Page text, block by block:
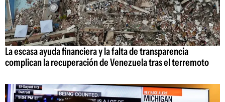
La escasa ayuda financiera y la falta de transparencia
complican la recuperación de Venezuela tras el terremoto